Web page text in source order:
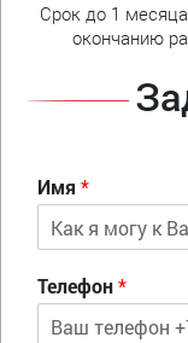
Срок до 1
окончанию
Имя *
Телефон*